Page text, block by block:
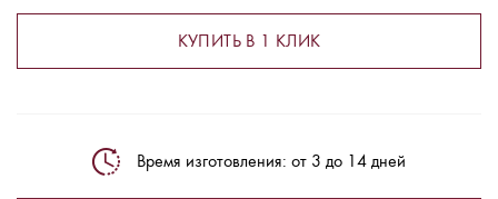
КУПИТЬ В 1 КЛИК
Время изготовления: от 3 до 14 дней